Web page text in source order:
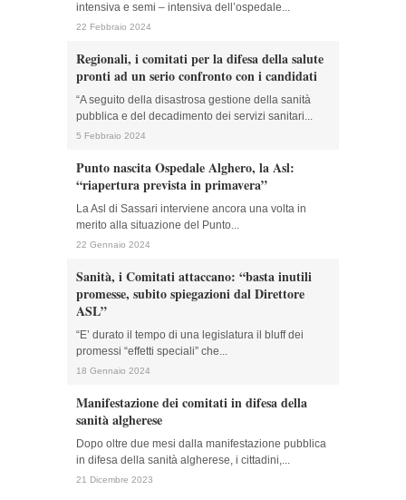
intensiva e semi – intensiva dell’ospedale...
22 Febbraio 2024
Regionali, i comitati per la difesa della salute
pronti ad un serio confronto con i candidati
“A seguito della disastrosa gestione della sanità
pubblica e del decadimento dei servizi sanitari...
5 Febbraio 2024
Punto nascita Ospedale Alghero, la Asl:
“riapertura prevista in primavera”
La Asl di Sassari interviene ancora una volta in
merito alla situazione del Punto...
22 Gennaio 2024
Sanità, i Comitati attaccano: “basta inutili
promesse, subito spiegazioni dal Direttore
ASL”
“E’ durato il tempo di una legislatura il bluff dei
promessi “effetti speciali” che...
18 Gennaio 2024
Manifestazione dei comitati in difesa della
sanità algherese
Dopo oltre due mesi dalla manifestazione pubblica
in difesa della sanità algherese, i cittadini,...
21 Dicembre 2023